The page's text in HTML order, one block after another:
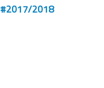
#2017/2018